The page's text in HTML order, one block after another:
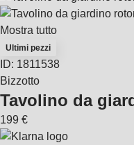
Mostra tutto
Ultimi pezzi
ID: 1811538
Bizzotto
Tavolino da
199 €